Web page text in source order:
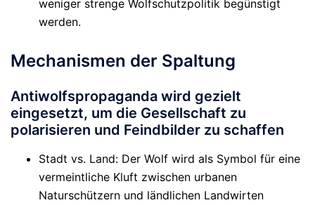
weniger strenge Wolfschutzpolitik begünstigt
werden.
Mechanismen der Spaltung
Antiwolfspropaganda wird gezielt
eingesetzt, um die Gesellschaft zu
polarisieren und Feindbilder zu schaffen
Stadt vs. Land: Der Wolf wird als Symbol für eine
vermeintliche Kluft zwischen urbanen
Naturschützern und ländlichen Landwirten